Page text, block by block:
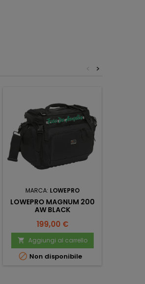
>
<
MARCA: LOWEPRO
LOWEPRO MAGNUM 200
AW BLACK
Prezzo
199,00 €
 Aggiungi al carrello
 Non disponibile